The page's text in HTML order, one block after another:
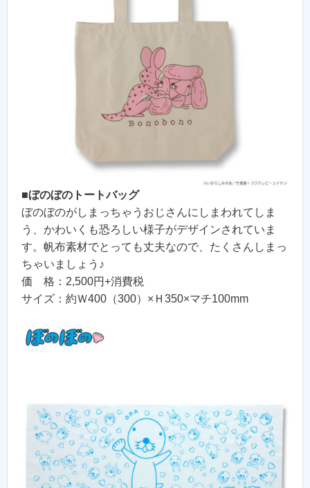
■ぼのぼのトートバッグ
ぼのぼのがしまっちゃうおじさんにしまわれてしま
う、かわいくも恐ろしい様子がデザインされていま
す。帆布素材でとっても丈夫なので、たくさんしまっ
ちゃいましょう♪
価 格：2,500円+消費税
サイズ：約Ｗ400（300）×Ｈ350×マチ100mm